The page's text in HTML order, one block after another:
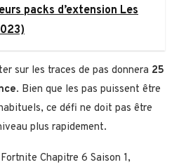
packs d’extension Les
sur les traces de pas donnera 25
. Bien que les pas puissent être
ce défi ne doit pas être
plus rapidement.
Chapitre 6 Saison 1,